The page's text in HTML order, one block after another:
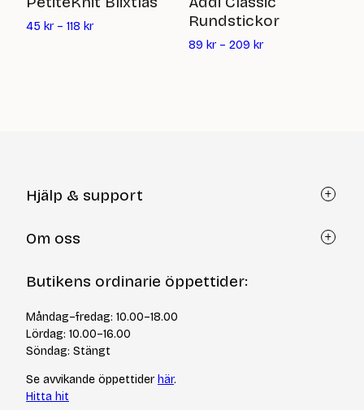
45 kr – 118 kr
Rundstickor
89 kr – 209 kr
Hjälp & support
Återköp via formulär
Frågor och svar
Cookiepolicy
Integritetspolicy
Om oss
Om Yllotyll
Kurser & events
Tips & tekniker
Varumärken
Jobba hos oss
Butikens ordinarie öppettider:
Måndag–fredag: 10.00–18.00
Lördag: 10.00–16.00
Söndag: Stängt
Se avvikande öppettider här.
Hitta hit